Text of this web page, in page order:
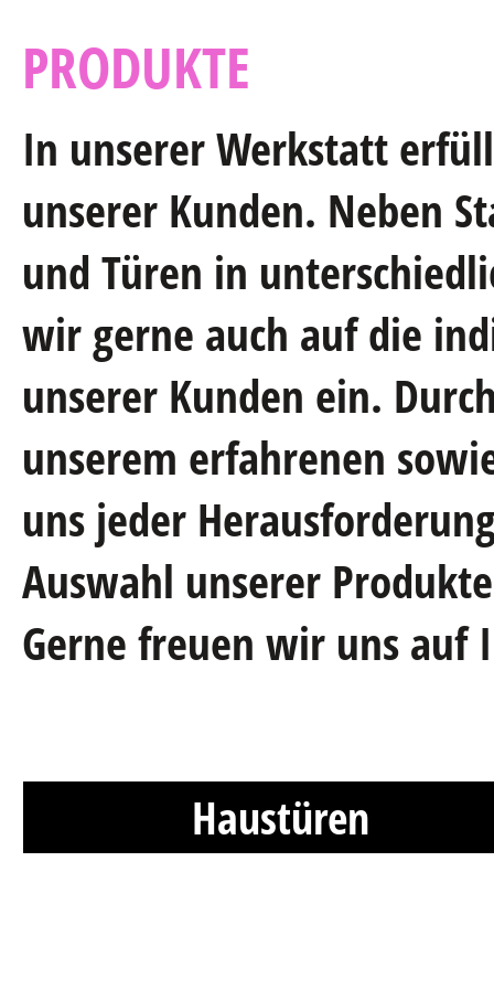
PRODUKTE
In unserer Werkstatt
unserer Kunden. Neben
und Türen in
wir gerne auch auf die
unserer Kunden ein.
unserem erfahrenen
uns jeder
Auswahl unserer
Gerne freuen wir uns auf
Haustüren